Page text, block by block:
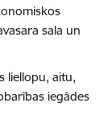
sala un
liellopu, aitu,
iegādes